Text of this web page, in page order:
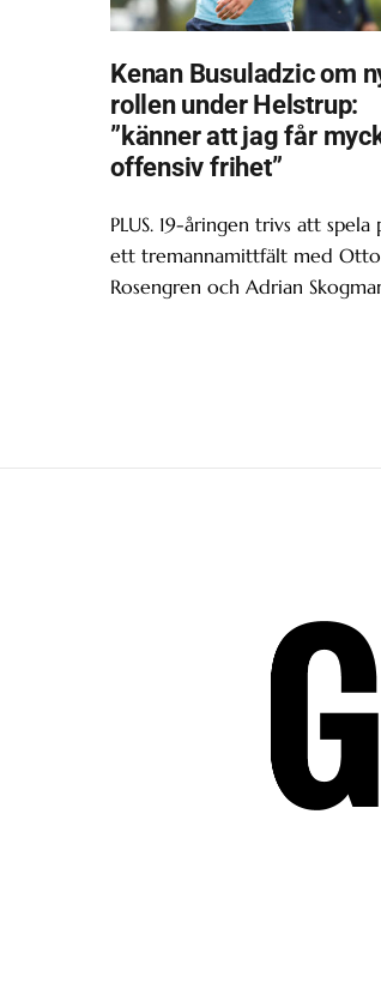
Kenan Busuladzic om
rollen under Helstrup:
”känner att jag får
offensiv frihet”
PLUS. 19-åringen trivs att spela
ett tremannamittfält med Otto
Rosengren och Adrian